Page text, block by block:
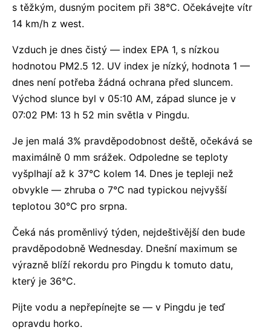
s těžkým, dusným pocitem při 38°C. Očekávejte vítr
14 km/h z west.
Vzduch je dnes čistý — index EPA 1, s nízkou
hodnotou PM2.5 12. UV index je nízký, hodnota 1 —
dnes není potřeba žádná ochrana před sluncem.
Východ slunce byl v 05:10 AM, západ slunce je v
07:02 PM: 13 h 52 min světla v Pingdu.
Je jen malá 3% pravděpodobnost deště, očekává se
maximálně 0 mm srážek. Odpoledne se teploty
vyšplhají až k 37°C kolem 14. Dnes je tepleji než
obvykle — zhruba o 7°C nad typickou nejvyšší
teplotou 30°C pro srpna.
Čeká nás proměnlivý týden, nejdeštivější den bude
pravděpodobně Wednesday. Dnešní maximum se
výrazně blíží rekordu pro Pingdu k tomuto datu,
který je 36°C.
Pijte vodu a nepřepínejte se — v Pingdu je teď
opravdu horko.